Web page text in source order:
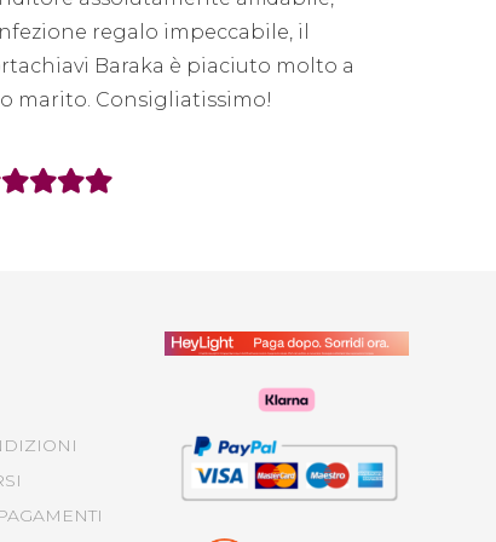
regalo impeccabile, il
Baraka è piaciuto molto a
marito. Consigliatissimo!